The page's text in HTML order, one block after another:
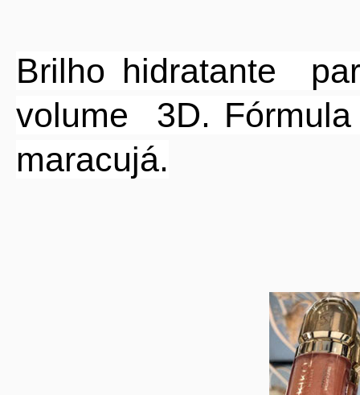
Brilho hidratante
volume
3D.
maracujá.